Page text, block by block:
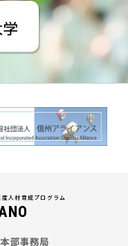
人材育成プログラム
部事務局